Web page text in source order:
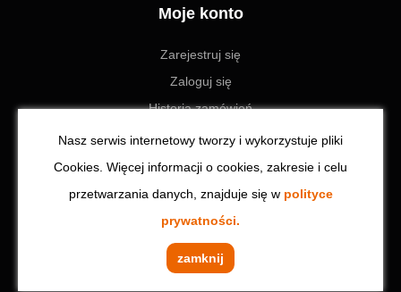
Nasz serwis internetowy tworzy i wykorzystuje pliki
Cookies. Więcej informacji o cookies, zakresie i celu
przetwarzania danych, znajduje się w polityce
prywatności.
zamknij
Moje konto
Zarejestruj się
Zaloguj się
Historia zamówień
Ustawienia
© 2023 Toolzone.pl | Wszystkie prawa zastrzeżone. Realizacja:
CodeinCode